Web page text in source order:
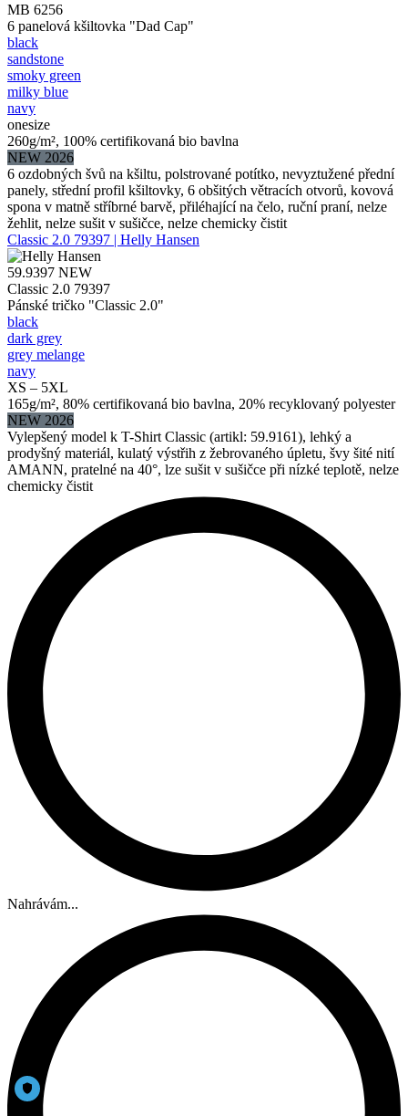
MB 6256
6 panelová kšiltovka "Dad Cap"
black
sandstone
smoky green
milky blue
navy
onesize
260g/m², 100% certifikovaná bio bavlna
NEW 2026
6 ozdobných švů na kšiltu, polstrované potítko, nevyztužené přední
panely, střední profil kšiltovky, 6 obšitých větracích otvorů, kovová
spona v matně stříbrné barvě, přiléhající na čelo, ruční praní, nelze
žehlit, nelze sušit v sušičce, nelze chemicky čistit
Classic 2.0 79397 | Helly Hansen
59.9397 NEW
Classic 2.0 79397
Pánské tričko "Classic 2.0"
black
dark grey
grey melange
navy
XS – 5XL
165g/m², 80% certifikovaná bio bavlna, 20% recyklovaný polyester
NEW 2026
Vylepšený model k T-Shirt Classic (artikl: 59.9161), lehký a
prodyšný materiál, kulatý výstřih z žebrovaného úpletu, švy šité nití
AMANN, pratelné na 40°, lze sušit v sušičce při nízké teplotě, nelze
chemicky čistit
Nahrávám...